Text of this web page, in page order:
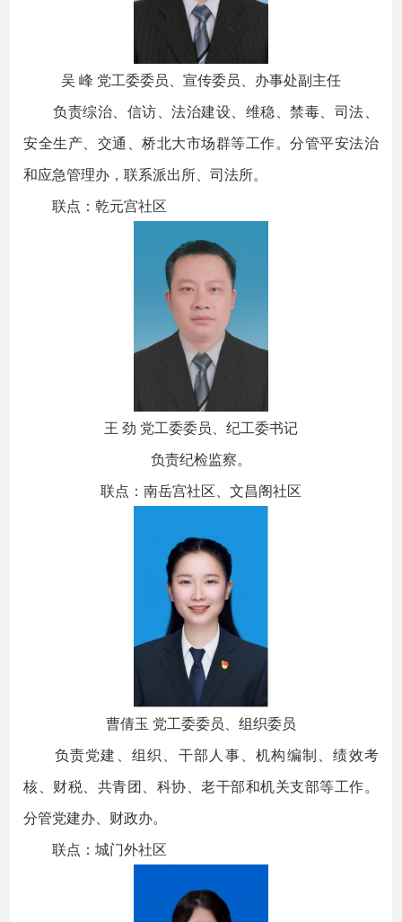
吴 峰 党工委委员、宣传委员、办事处副主任
负责综治、信访、法治建设、维稳、禁毒、司法、
安全生产、交通、桥北大市场群等工作。分管平安法治
和应急管理办，联系派出所、司法所。
联点：乾元宫社区
王 劲 党工委委员、纪工委书记
负责纪检监察。
联点：南岳宫社区、文昌阁社区
曹倩玉 党工委委员、组织委员
负责党建、组织、干部人事、机构编制、绩效考
核、财税、共青团、科协、老干部和机关支部等工作。
分管党建办、财政办。
联点：城门外社区